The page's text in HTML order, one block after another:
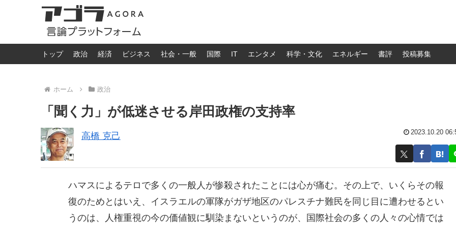
トップ 政治 経済 ビジネス 社会・一般 国際 IT エンタメ 科学・文化 エネルギー 書評 投稿募集
ホーム 政治
「聞く力」が低迷させる岸田政権の支持率
高橋 克己 2023.10.20
ハマスによるテロで多くの一般人が惨殺されたことには心が痛む。その上で、いくらその報
復のためとはいえ、イスラエルの軍隊がガザ地区のパレスチナ難民を同じ目に遭わせるとい
うのは、人権重視の今の価値観に馴染まないというのが、国際社会の多くの人々の心情では